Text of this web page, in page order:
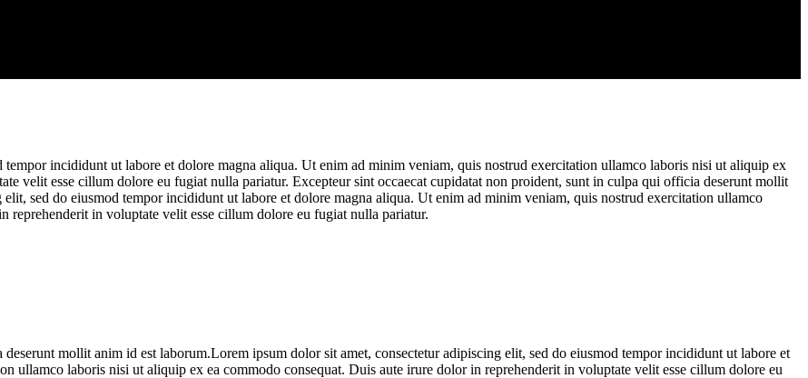
incididunt ut labore et dolore magna aliqua. Ut enim ad minim veniam, quis nostrud exercitation ullamco laboris nisi ut aliquip ex
velit esse cillum dolore eu fugiat nulla pariatur. Excepteur sint occaecat cupidatat non proident, sunt in culpa qui officia deserunt mollit
sed do eiusmod tempor incididunt ut labore et dolore magna aliqua. Ut enim ad minim veniam, quis nostrud exercitation ullamco
in voluptate velit esse cillum dolore eu fugiat nulla pariatur.
mollit anim id est laborum.Lorem ipsum dolor sit amet, consectetur adipiscing elit, sed do eiusmod tempor incididunt ut labore et
ullamco laboris nisi ut aliquip ex ea commodo consequat. Duis aute irure dolor in reprehenderit in voluptate velit esse cillum dolore eu